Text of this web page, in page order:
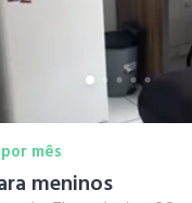
mês
meninos